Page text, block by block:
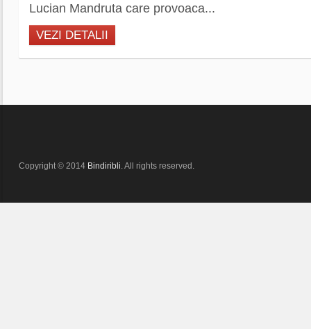
Lucian Mandruta care provoaca...
VEZI DETALII
Copyright © 2014 Bindiribli. All rights reserved.